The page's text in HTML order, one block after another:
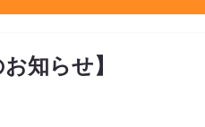
知らせ】